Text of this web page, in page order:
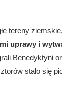
tereny
uprawy i
Benedyktyni
stało się